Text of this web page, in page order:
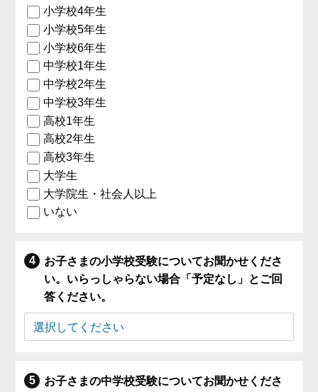
小学校4年生
小学校5年生
小学校6年生
中学校1年生
中学校2年生
中学校3年生
高校1年生
高校2年生
高校3年生
大学生
大学院生・社会人以上
いない
お子さまの小学校受験についてお聞かせくださ
い。いらっしゃらない場合「予定なし」とご回
答ください。
お子さまの中学校受験についてお聞かせくださ